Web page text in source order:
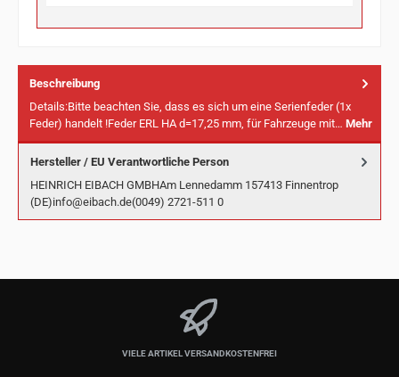
Beschreibung
Details:Bitte beachten Sie, dass es sich um eine Serienfeder (1x
Feder) handelt !Feder ERL HA d=17,25 mm, für Fahrzeuge mit… Mehr
Hersteller / EU Verantwortliche Person
HEINRICH EIBACH GMBHAm Lennedamm 157413 Finnentrop
(DE)info@eibach.de(0049) 2721-511 0
VIELE ARTIKEL VERSANDKOSTENFREI